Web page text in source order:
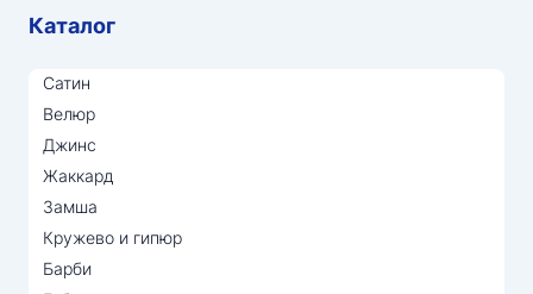
Каталог
Сатин
Велюр
Джинс
Жаккард
Замша
Кружево и гипюр
Барби